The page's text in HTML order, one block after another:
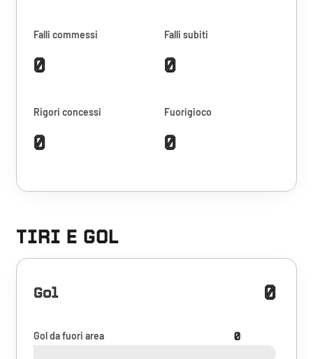
Falli commessi
0
Falli subiti
0
Rigori concessi
0
Fuorigioco
0
TIRI E GOL
Gol 0
Gol da fuori area 0